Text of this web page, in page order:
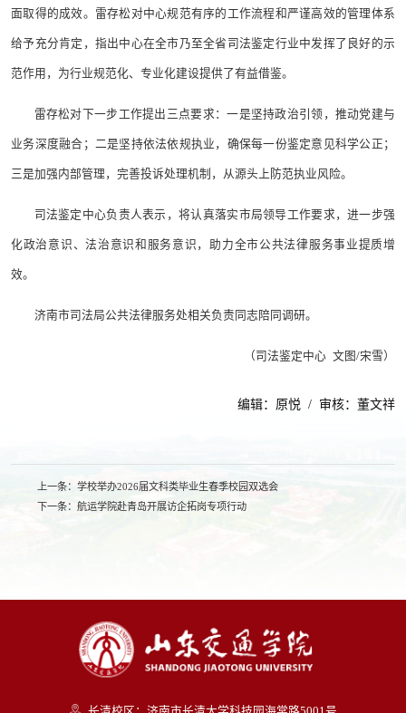
面取得的成效。雷存松对中心规范有序的工作流程和严谨高效的管理体系
给予充分肯定，指出中心在全市乃至全省司法鉴定行业中发挥了良好的示
范作用，为行业规范化、专业化建设提供了有益借鉴。
雷存松对下一步工作提出三点要求：一是坚持政治引领，推动党建与
业务深度融合；二是坚持依法依规执业，确保每一份鉴定意见科学公正；
三是加强内部管理，完善投诉处理机制，从源头上防范执业风险。
司法鉴定中心负责人表示，将认真落实市局领导工作要求，进一步强
化政治意识、法治意识和服务意识，助力全市公共法律服务事业提质增
效。
济南市司法局公共法律服务处相关负责同志陪同调研。
（司法鉴定中心 文图/宋雪）
编辑：原悦 / 审核：董文祥
上一条： 学校举办2026届文科类毕业生春季校园双选会
下一条： 航运学院赴青岛开展访企拓岗专项行动